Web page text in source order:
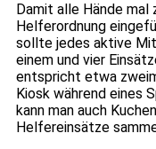
Damit alle Hände mal
Helferordnung
sollte jedes aktive
einem und vier
entspricht etwa
Kiosk während eines
kann man auch
Helfereinsätze